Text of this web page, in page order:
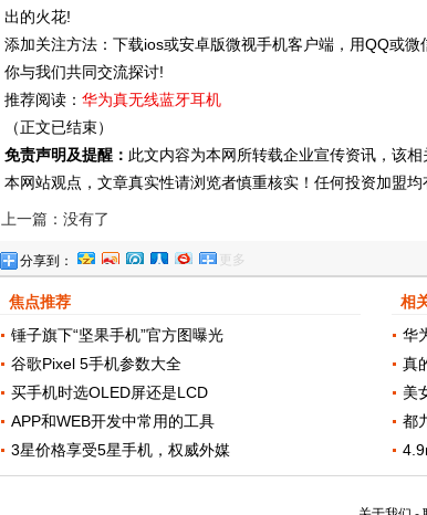
出的火花!
添加关注方法：下载ios或安卓版微视手机客户端，用QQ或微
你与我们共同交流探讨!
推荐阅读： 华为真无线蓝牙耳机
（正文已结束）
免责声明及提醒： 此文内容为本网所转载企业宣传资讯，该
本网站观点，文章真实性请浏览者慎重核实！任何投资加盟均
上一篇：没有了
分享到： 更多
焦点推荐
锤子旗下“坚果手机”官方图曝光
谷歌Pixel 5手机参数大全
买手机时选OLED屏还是LCD
APP和WEB开发中常用的工具
3星价格享受5星手机，权威外媒
相
华
真
美
都